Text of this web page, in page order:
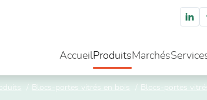
AccueilProduitsMarchés
Blocs-portes vitrés en bois Blocs-portes